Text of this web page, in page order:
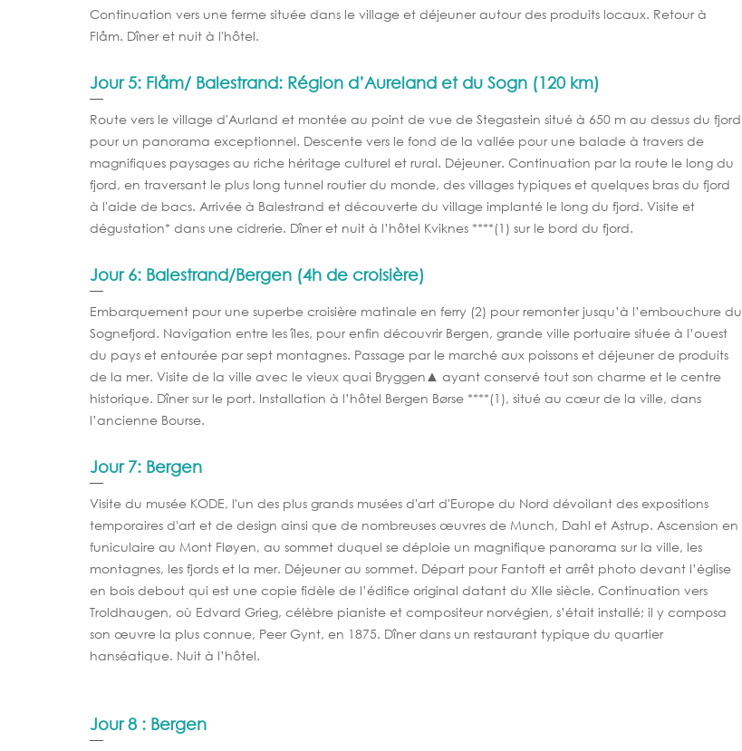
Continuation vers une ferme située dans le village et déjeuner autour des produits locaux. Retour à
Flåm. Dîner et nuit à l'hôtel.
Jour 5: Flåm/ Balestrand: Région d’Aureland et du Sogn (120 km)
Route vers le village d'Aurland et montée au point de vue de Stegastein situé à 650 m au dessus du fjord
pour un panorama exceptionnel. Descente vers le fond de la vallée pour une balade à travers de
magnifiques paysages au riche héritage culturel et rural. Déjeuner. Continuation par la route le long du
fjord, en traversant le plus long tunnel routier du monde, des villages typiques et quelques bras du fjord
à l'aide de bacs. Arrivée à Balestrand et découverte du village implanté le long du fjord. Visite et
dégustation* dans une cidrerie. Dîner et nuit à l’hôtel Kviknes ****(1) sur le bord du fjord.
Jour 6: Balestrand/Bergen (4h de croisière)
Embarquement pour une superbe croisière matinale en ferry (2) pour remonter jusqu’à l’embouchure du
Sognefjord. Navigation entre les îles, pour enfin découvrir Bergen, grande ville portuaire située à l’ouest
du pays et entourée par sept montagnes. Passage par le marché aux poissons et déjeuner de produits
de la mer. Visite de la ville avec le vieux quai Bryggen▲ ayant conservé tout son charme et le centre
historique. Dîner sur le port. Installation à l’hôtel Bergen Børse ****(1), situé au cœur de la ville, dans
l’ancienne Bourse.
Jour 7: Bergen
Visite du musée KODE, l'un des plus grands musées d'art d'Europe du Nord dévoilant des expositions
temporaires d'art et de design ainsi que de nombreuses œuvres de Munch, Dahl et Astrup. Ascension en
funiculaire au Mont Fløyen, au sommet duquel se déploie un magnifique panorama sur la ville, les
montagnes, les fjords et la mer. Déjeuner au sommet. Départ pour Fantoft et arrêt photo devant l’église
en bois debout qui est une copie fidèle de l’édifice original datant du XIIe siècle. Continuation vers
Troldhaugen, où Edvard Grieg, célèbre pianiste et compositeur norvégien, s’était installé; il y composa
son œuvre la plus connue, Peer Gynt, en 1875. Dîner dans un restaurant typique du quartier
hanséatique. Nuit à l’hôtel.
Jour 8 : Bergen